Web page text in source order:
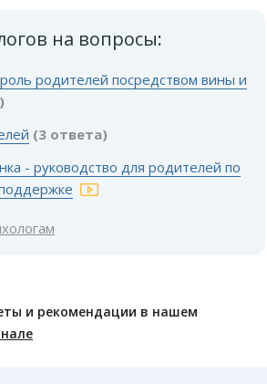
на вопросы:
родителей посредством вины и
(3 ответа)
- руководство для родителей по
и рекомендации в нашем